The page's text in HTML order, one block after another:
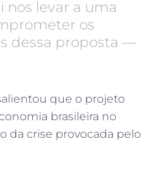
nos levar a uma
os
dessa proposta —
que o projeto
brasileira no
da crise provocada pelo